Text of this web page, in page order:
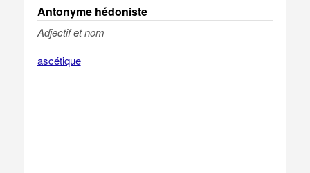
Antonyme hédoniste
Adjectif et nom
ascétique